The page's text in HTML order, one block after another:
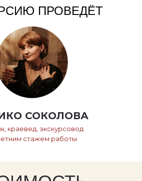
СОКОЛОВА
краевед, экскурсовод
стажем работы
ПРОВЕДЁТ